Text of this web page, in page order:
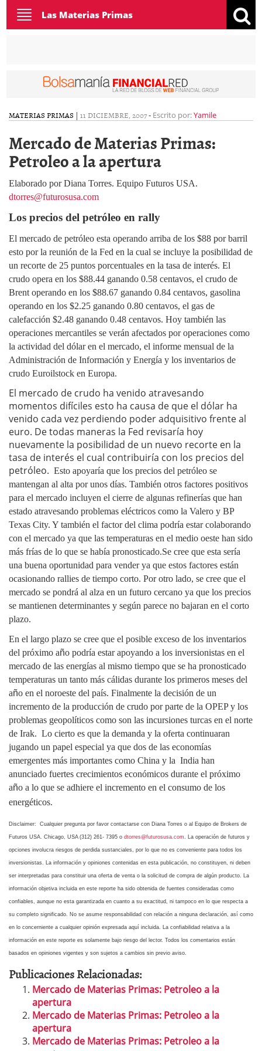
Toggle
navigation
Las Materias Primas
MATERIAS PRIMAS | 11 DICIEMBRE, 2007- Escrito por:Yamile
Mercado de Materias Primas:
Petroleo a la apertura
Elaborado por Diana Torres. Equipo Futuros USA.
dtorres@futurosusa.com
Los precios del petróleo en rally
El mercado de petróleo esta operando arriba de los $88 por barril
esto por la reunión de la Fed en la cual se incluye la posibilidad de
un recorte de 25 puntos porcentuales en la tasa de interés. El
crudo opera en los $88.44 ganando 0.58 centavos, el crudo de
Brent operando en los $88.67 ganando 0.84 centavos, gasolina
operando en los $2.25 ganando 0.80 centavos, el gas de
calefacción $2.48 ganando 0.48 centavos. Hoy también las
operaciones mercantiles se verán afectados por operaciones como
la actividad del dólar en el mercado, el informe mensual de la
Administración de Información y Energía y los inventarios de
crudo Euroilstock en Europa.
El mercado de crudo ha venido atravesando
momentos difíciles esto ha causa de que el dólar ha
venido cada vez perdiendo poder adquisitivo frente al
euro. De todas maneras la Fed revisaría hoy
nuevamente la posibilidad de un nuevo recorte en la
tasa de interés el cual contribuiría con los precios del
petróleo. Esto apoyaría que los precios del petróleo se
mantengan al alta por unos días. También otros factores positivos
para el mercado incluyen el cierre de algunas refinerías que han
estado atravesando problemas eléctricos como la Valero y BP
Texas City. Y también el factor del clima podría estar colaborando
con el mercado ya que las temperaturas en el medio oeste han sido
más frías de lo que se había pronosticado.Se cree que esta sería
una buena oportunidad para vender ya que estos factores están
ocasionando rallies de tiempo corto. Por otro lado, se cree que el
mercado se pondrá al alza en un futuro cercano ya que los precios
se mantienen determinantes y según parece no bajaran en el corto
plazo.
En el largo plazo se cree que el posible exceso de los inventarios
del próximo año podría estar apoyando a los inversionistas en el
mercado de las energías al mismo tiempo que se ha pronosticado
temperaturas un tanto más cálidas durante los primeros meses del
año en el noroeste del país. Finalmente la decisión de un
incremento de la producción de crudo por parte de la OPEP y los
problemas geopolíticos como son las incursiones turcas en el norte
de Irak. Lo cierto es que la demanda y la oferta continuaran
jugando un papel especial ya que dos de las economías
emergentes más importantes como China y la India han
anunciado fuertes crecimientos económicos durante el próximo
año a lo que se adhiere el incremento en el consumo de los
energéticos.
Disclaimer: Cualquier pregunta por favor contactarse con Diana Torres o al Equipo de Brokers de
Futuros USA. Chicago, USA (312) 261- 7395 o dtorres@futurosusa.com. La operación de futuros y
opciones involucra riesgos de perdida sustanciales, por lo que no es conveniente para todos los
inversionistas. La información y opiniones contenidas en esta publicación, no constituyen, ni deben
ser interpretadas para constituir una oferta de venta o la solicitud de compra de algún producto. La
información objetiva incluida en este reporte ha sido obtenida de fuentes consideradas como
confiables, aunque no esta garantizada en cuanto a su exactitud, ni tampoco en lo que respecta a
su completo significado. No se asume responsabilidad con relación a ninguna declaración, así como
en lo concerniente a cualquier opinión expresada aquí incluida. La confiabilidad relativa a la
información en este reporte es solamente bajo riesgo del lector. Todos los comentarios están
basados en opiniones vigentes y son sujetos a cambios sin previo aviso.
Publicaciones Relacionadas:
Mercado de Materias Primas: Petroleo a la
apertura
Mercado de Materias Primas: Petroleo a la
apertura
Mercado de Materias Primas: Petroleo a la